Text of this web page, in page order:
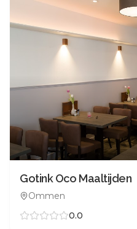
Gotink Oco Maaltijden
Ommen
0.0